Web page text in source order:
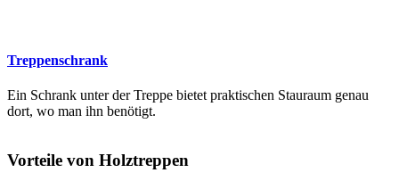
Treppenschrank
Ein Schrank unter der Treppe bietet praktischen Stauraum genau
dort, wo man ihn benötigt.
Vorteile von Holztreppen